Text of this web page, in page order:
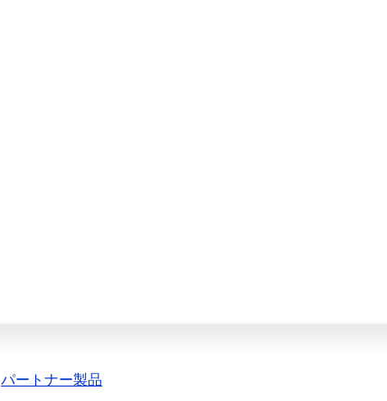
パートナー製品